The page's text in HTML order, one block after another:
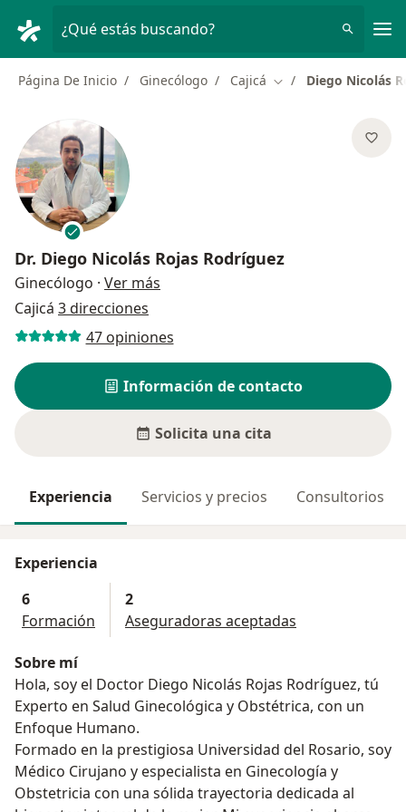
¿Qué estás buscando?
Página De Inicio Ginecólogo Cajicá Cambiar de ciudad
Diego Nicolás
Dr. Diego Nicolás Rojas Rodríguez
Ginecólogo · Ver más
Cajicá 3 direcciones
47 opiniones
Información de contacto
Solicita una cita
Experiencia Servicios y precios Consultorios
Experiencia
6
Formación
2
Aseguradoras aceptadas
Sobre mí
Hola, soy el Doctor Diego Nicolás Rojas Rodríguez, tú
Experto en Salud Ginecológica y Obstétrica, con un
Enfoque Humano.
Formado en la prestigiosa Universidad del Rosario, soy
Médico Cirujano y especialista en Ginecología y
Obstetricia con una sólida trayectoria dedicada al